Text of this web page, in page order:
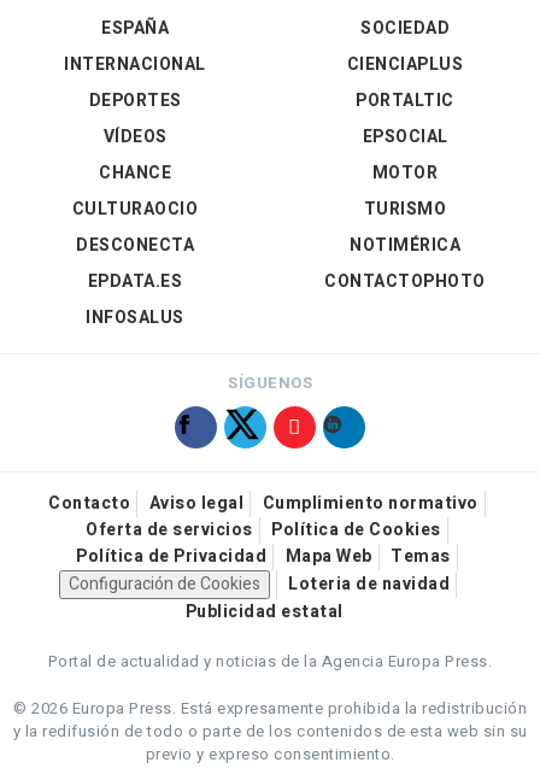
ESPAÑA
INTERNACIONAL
DEPORTES
VÍDEOS
SOCIEDAD
CIENCIAPLUS
PORTALTIC
EPSOCIAL
CHANCE
CULTURAOCIO
DESCONECTA
EPDATA.ES
INFOSALUS
MOTOR
TURISMO
NOTIMÉRICA
CONTACTOPHOTO
SÍGUENOS
Contacto Aviso legal
Cumplimiento normativo
Oferta de servicios
Política de Cookies
Política de Privacidad
Mapa Web
Temas
Configuración de Cookies
Loteria de navidad
Publicidad estatal
Portal de actualidad y noticias de la Agencia Europa Press.
© 2026 Europa Press. Está expresamente prohibida la redistribución
y la redifusión de todo o parte de los contenidos de esta web sin su
previo y expreso consentimiento.